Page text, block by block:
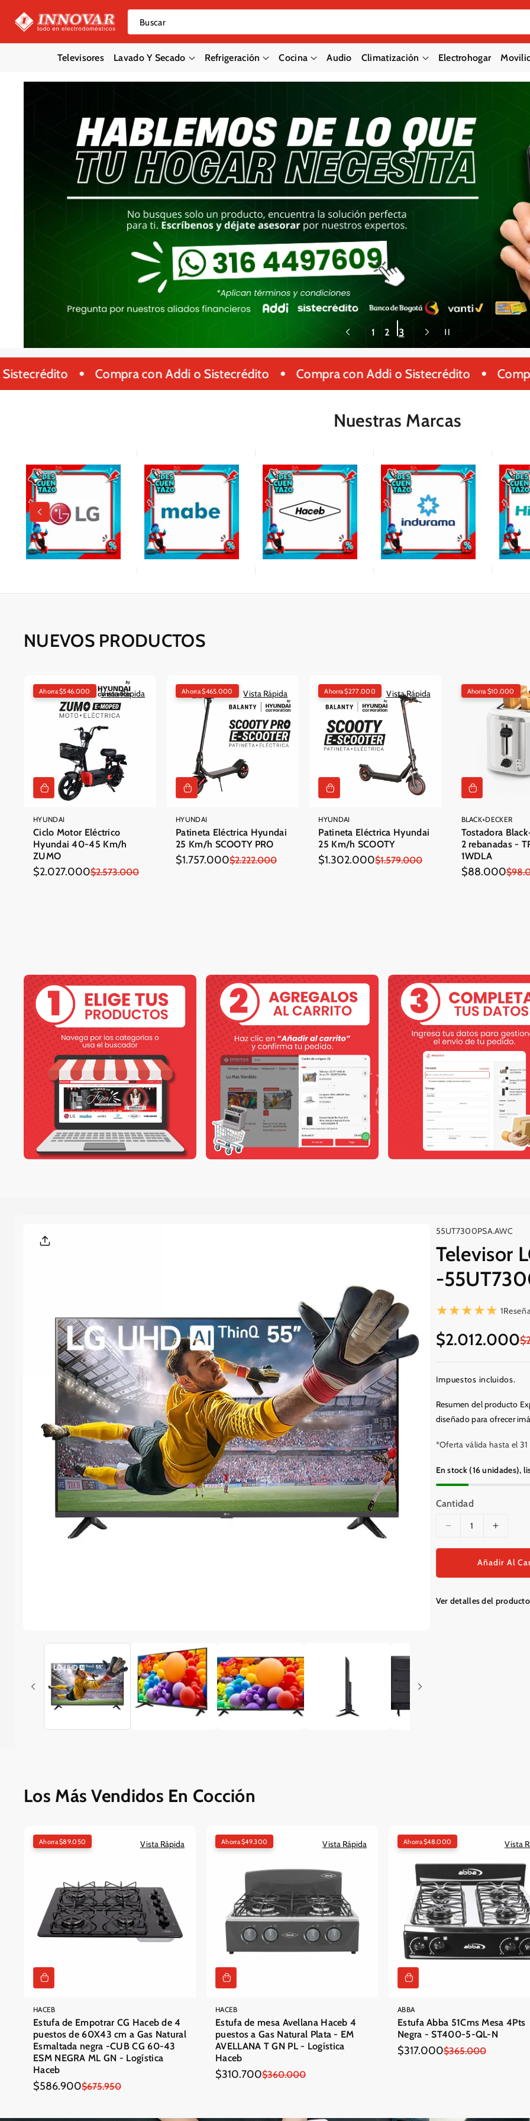
Contenido
Buscar
Televisores Lavado Y Secado Refrigeración Cocina Audio Climatización Electrohogar
1 2 3
Compra con Addi o Sistecrédito Compra con Addi o Sistecrédito Compra
Nuestras Marcas
NUEVOS PRODUCTOS
Vista Rápida
Ahorra $546.000
HYUNDAI
Ciclo Motor Eléctrico
Hyundai 40-45 Km/h
ZUMO
Precio
$2.027.000
Precio
$2.573.000
Vista Rápida
Ahorra $465.000
HYUNDAI
Patineta Eléctrica Hyundai
25 Km/h SCOOTY PRO
Precio
$1.757.000
Precio
$2.222.000
Vista Rápida
Ahorra $277.000
HYUNDAI
Patineta Eléctrica Hyundai
25 Km/h SCOOTY
Precio
$1.302.000
Precio
$1.579.000
Ahorra $10.000
BLACK+DECKER
Tostadora
2 rebanadas -
1WDLA
Precio
$88.000
Precio
N Del
SKU:
55UT7300PSA.AWC
Televisor
-
Precio
oferta
$2.012.000
Precio
Impuestos incluidos.
Resumen del producto
diseñado para ofrecer
*Oferta válida hasta el
En stock (16 unidades),
Cantidad
Disminuir
55
para
Televisor
UHD
Añadir Al
Ver detalles del producto
Los Más Vendidos En Cocción
Vista Rápida
Ahorra $89.050
HACEB
Estufa de Empotrar CG Haceb de 4
puestos de 60X43 cm a Gas Natural
Esmaltada negra -CUB CG 60-43
ESM NEGRA ML GN - Logística
Haceb
Precio
$586.900
Precio
$675.950
Vista Rápida
Ahorra $49.300
HACEB
Estufa de mesa Avellana Haceb 4
puestos a Gas Natural Plata - EM
AVELLANA T GN PL - Logística
Haceb
Precio
$310.700
Precio
$360.000
Vista
Ahorra $48.000
ABBA
Estufa Abba 51Cms Mesa 4Pts
Negra - ST400-5-QL-N
Precio
$317.000
Precio
$365.000